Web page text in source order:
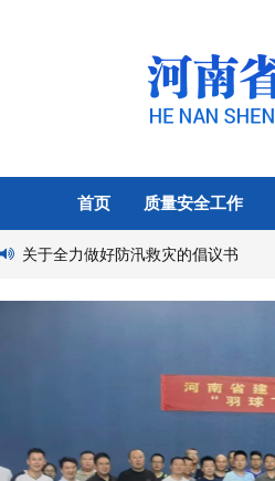
首页 质量安全工作
关于全力做好防汛救灾的倡议书